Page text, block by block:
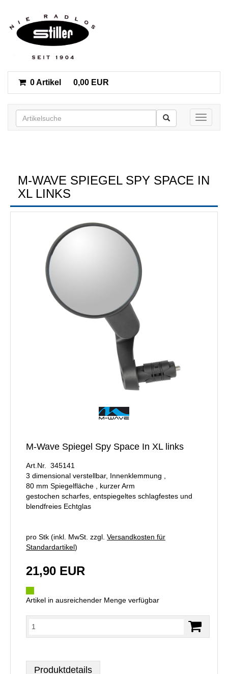
0 Artikel 0,00 EUR
Toggle
M-WAVE SPIEGEL SPY SPACE IN
XL LINKS
M-Wave Spiegel Spy Space In XL links
Art.Nr. 345141
3 dimensional verstellbar, Innenklemmung ,
80 mm Spiegelfläche , kurzer Arm
gestochen scharfes, entspiegeltes schlagfestes und
blendfreies Echtglas
pro Stk (inkl. MwSt. zzgl. Versandkosten für
Standardartikel)
21,90 EUR
Artikel in ausreichender Menge verfügbar
Produktdetails